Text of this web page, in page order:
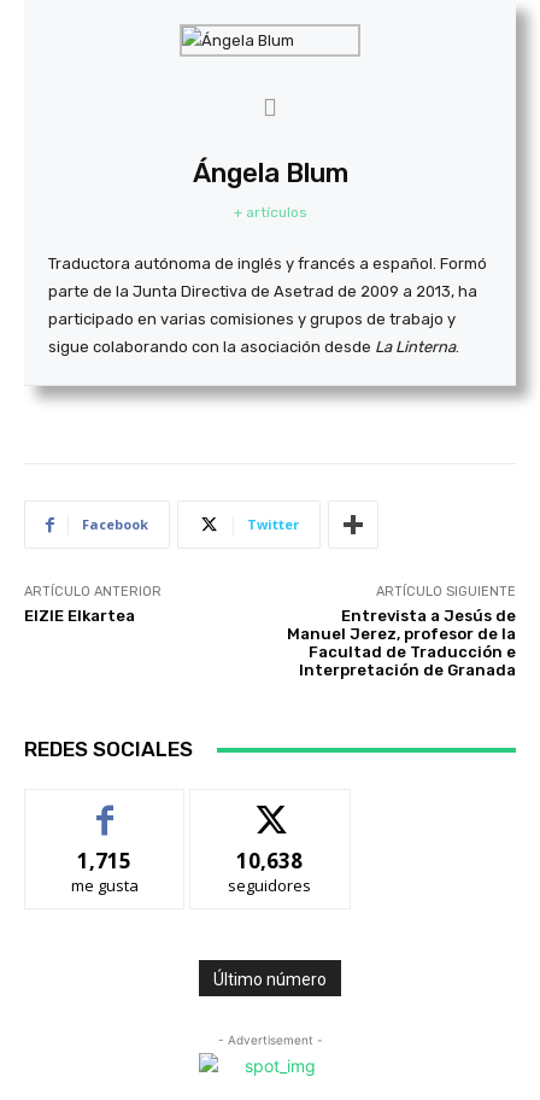
Ángela Blum
+ artículos
Traductora autónoma de inglés y francés a español. Formó
parte de la Junta Directiva de Asetrad de 2009 a 2013, ha
participado en varias comisiones y grupos de trabajo y
sigue colaborando con la asociación desde La Linterna.
Facebook Twitter
ARTÍCULO ANTERIOR
EIZIE Elkartea
ARTÍCULO SIGUIENTE
Entrevista a Jesús de
Manuel Jerez, profesor de la
Facultad de Traducción e
Interpretación de Granada
REDES SOCIALES
1,715
me gusta
10,638
seguidores
Último número
- Advertisement -